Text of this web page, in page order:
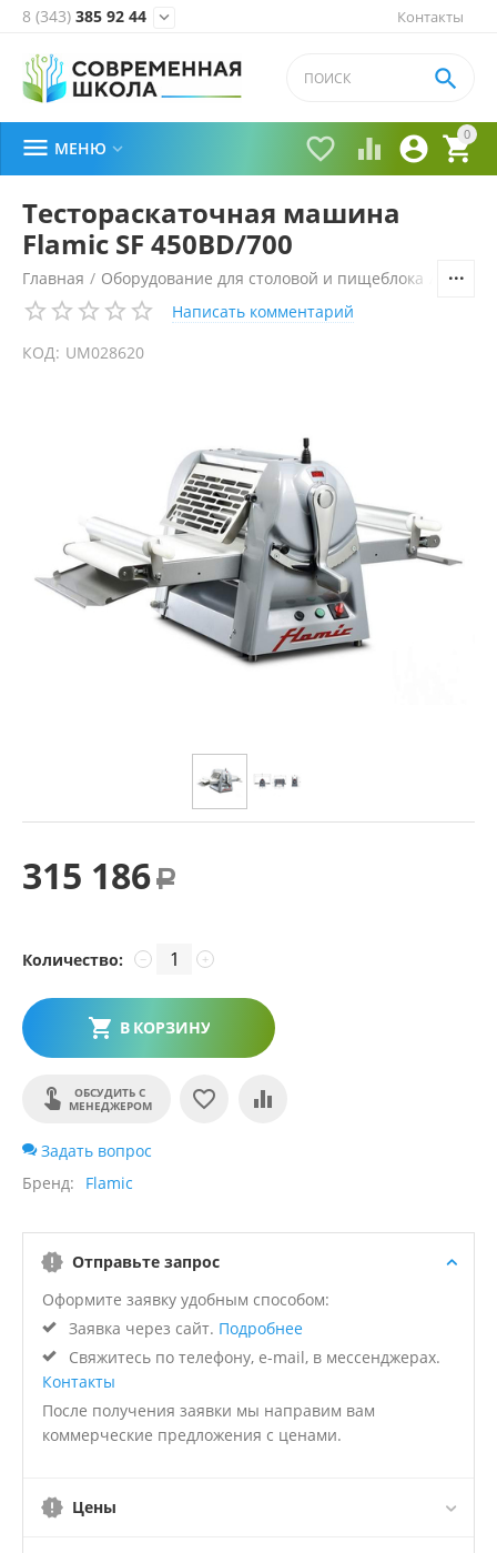
Контакты
8 (343) 385 92 44 
0


 

 МЕНЮ 
Тестораскаточная машина
Flamic SF 450BD/700
Главная / Оборудование для столовой и пищеблока
Написать комментарий
КОД: UM028620
315 186 Р
Количество: +
−
В КОРЗИНУ
ОБСУДИТЬ С
МЕНЕДЖЕРОМ
Задать вопрос
Бренд
Flamic
Отправьте запрос
Оформите заявку удобным способом:
Заявка через сайт. Подробнее
Свяжитесь по телефону, e-mail, в мессенджерах.
Контакты
После получения заявки мы направим вам
коммерческие предложения с ценами.
Цены